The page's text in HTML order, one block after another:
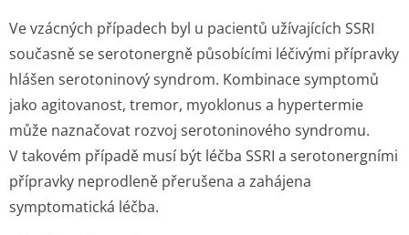
Ve vzácných případech byl u pacientů užívajících SSRI
současně se serotonergně působícími léčivými přípravky
hlášen serotoninový syndrom. Kombinace symptomů
jako agitovanost, tremor, myoklonus a hypertermie
může naznačovat rozvoj serotoninového syndromu.
V takovém případě musí být léčba SSRI a serotonergními
přípravky neprodleně přerušena a zahájena
symptomatická léč­ba.